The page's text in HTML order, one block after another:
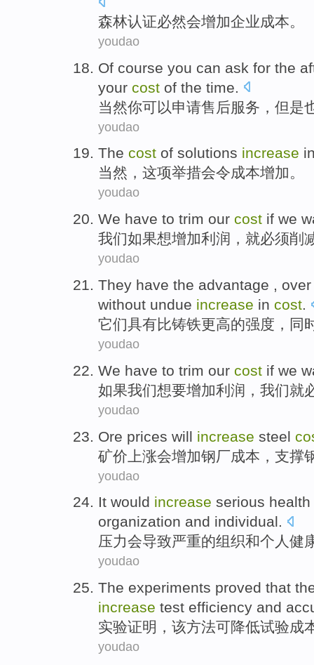
森林认证必然会增加企业成本。
youdao
Of course you can ask for the
your cost of the time
当然你可以申请售后服务 ， 但是
youdao
The cost of solutions increase
当然， 这项举措会令成本增加。
youdao
We have to trim our cost if we
我们如果想增加利润 ，就必须削
youdao
They have the advantage , over
without undue increase in cost.
它们具有比铸铁更高的强度 ，同
youdao
We have to trim our cost if we
如果我们想要增加利润， 我们就
youdao
Ore prices will increase steel
矿价 上涨会增加钢厂成本 ， 支撑
youdao
It would increase serious health
organization and individual.
压力会导致严重的组织和个人 健
youdao
The experiments proved that
increase test efficiency and
实验证明 ， 该方法可降低试验成
youdao